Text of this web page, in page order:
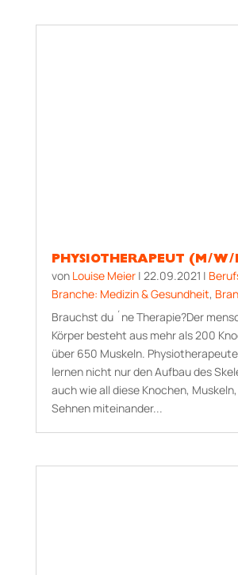
PHYSIOTHERAPEUT (M/
von Louise Meier| 22.09.2021 |
Branche: Medizin & Gesundheit,
Brauchst du ´ne Therapie?Der
Körper besteht aus mehr als 200
über 650 Muskeln.
lernen nicht nur den Aufbau des
auch wie all diese Knochen,
Sehnen miteinander...